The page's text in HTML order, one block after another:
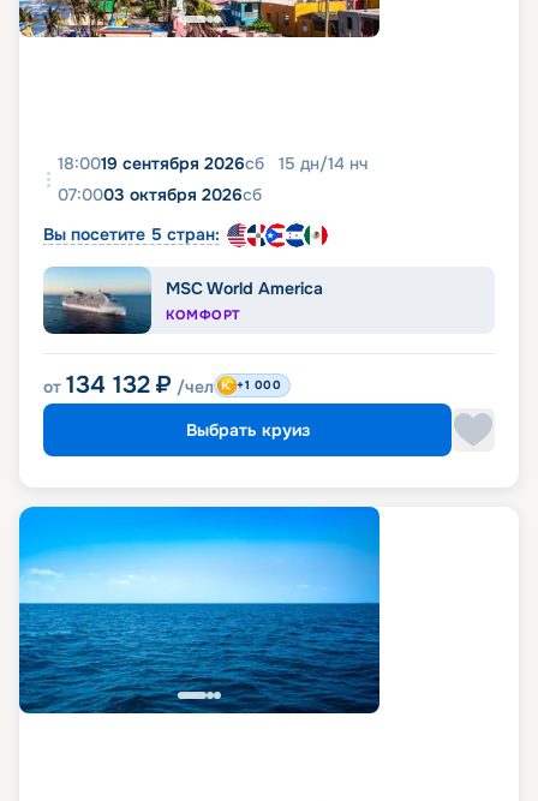
18:0019 сентября 2026сб 15 дн/14 нч
07:0003 октября 2026сб
Вы посетите 5 стран:
MSC World America
КОМФОРТ
от 134 132 ₽ /чел +1 000
Выбрать круиз